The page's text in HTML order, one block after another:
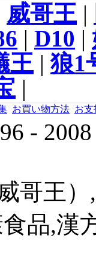
威哥王|
| D10 |
王|狼1
|
お買い物方法 お支
-
哥王
品,漢